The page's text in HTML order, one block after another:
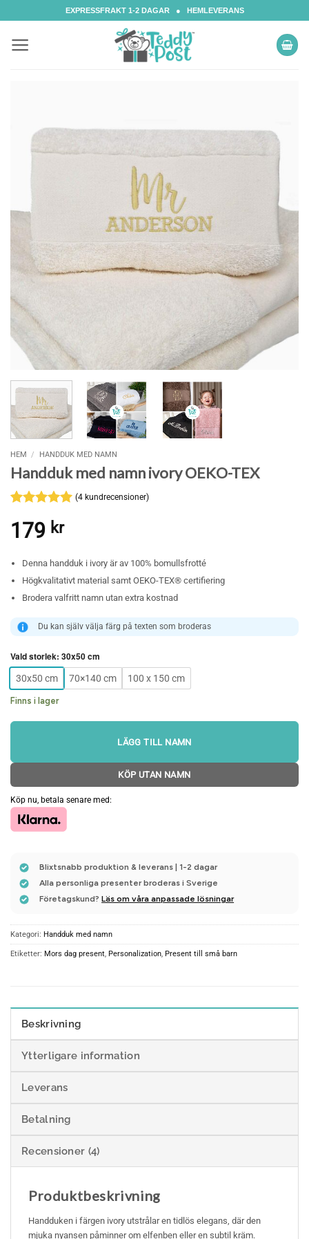
to
EXPRESSFRAKT 1-2 DAGAR ● HEMLEVERANS
HEM / HANDDUK MED NAMN
Handduk med namn ivory OEKO-TEX
av 5
baserat på
(4 kundrecensioner)
179 kr
Denna handduk i ivory är av 100% bomullsfrotté
Högkvalitativt material samt OEKO-TEX® certifiering
Brodera valfritt namn utan extra kostnad
Du kan själv välja färg på texten som broderas
Vald storlek: 30x50 cm
30x50 cm 70×140 cm 100 x 150 cm
Finns i lager
LÄGG TILL NAMN
KÖP UTAN NAMN
Köp nu, betala senare med:
Blixtsnabb produktion & leverans | 1-2 dagar
Alla personliga presenter broderas i Sverige
Företagskund?Läs om våra anpassade lösningar
Kategori: Handduk med namn
Etiketter: Mors dag present, Personalization, Present till små barn
Beskrivning
Ytterligare information
Leverans
Betalning
Recensioner (4)
Produktbeskrivning
Handduken i färgen ivory utstrålar en tidlös elegans, där den
mjuka nyansen påminner om elfenben eller en subtil kräm.